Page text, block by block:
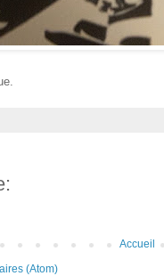
Accueil
(Atom)